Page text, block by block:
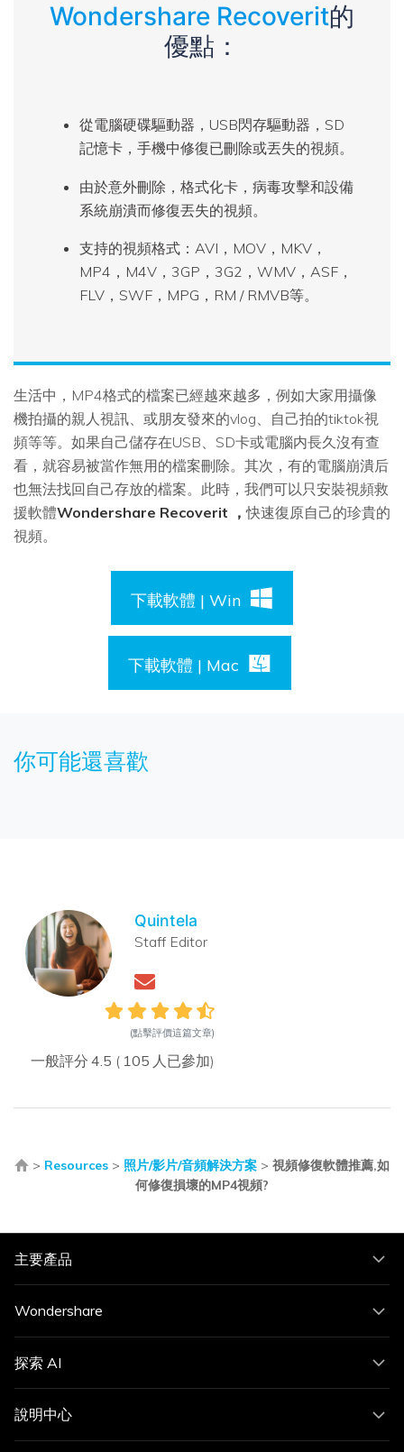
Wondershare Recoverit的
優點：
從電腦硬碟驅動器，USB閃存驅動器，SD
記憶卡，手機中修復已刪除或丟失的視頻。
由於意外刪除，格式化卡，病毒攻擊和設備
系統崩潰而修復丟失的視頻。
支持的視頻格式：AVI，MOV，MKV，
MP4，M4V，3GP，3G2，WMV，ASF，
FLV，SWF，MPG，RM / RMVB等。
生活中，MP4格式的檔案已經越來越多，例如大家用攝像
機拍攝的親人視訊、或朋友發來的vlog、自己拍的tiktok視
頻等等。如果自己儲存在USB、SD卡或電腦内長久沒有查
看，就容易被當作無用的檔案刪除。其次，有的電腦崩潰后
也無法找回自己存放的檔案。此時，我們可以只安裝視頻救
援軟體Wondershare Recoverit ，快速復原自己的珍貴的
視頻。
下載軟體 | Win
下載軟體 | Mac
你可能還喜歡
Quintela
Staff Editor
(點擊評價這篇文章)
一般評分 4.5 ( 105 人已參加)
> Resources > 照片/影片/音頻解決方案 > 視頻修復軟體推薦,如
何修復損壞的MP4視頻?
主要產品
Wondershare
探索 AI
說明中心